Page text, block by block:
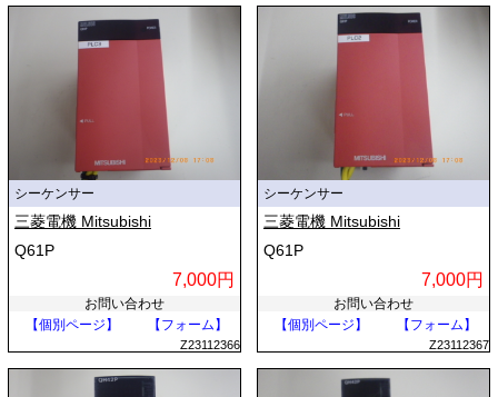
シーケンサー
三菱電機 Mitsubishi
Q61P
7,000円
お問い合わせ
【個別ページ】
【フォーム】
Z23112366
シーケンサー
三菱電機 Mitsubishi
Q61P
7,000円
お問い合わせ
【個別ページ】
【フォーム】
Z23112367